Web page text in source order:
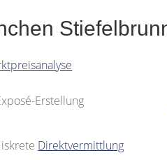
Erstellung
Direktvermittlung